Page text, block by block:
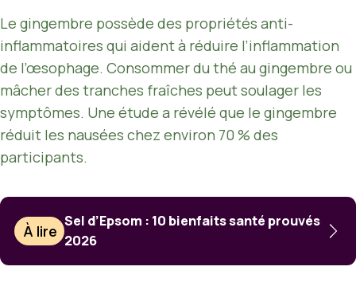
Le gingembre possède des propriétés anti-
inflammatoires qui aident à réduire l’inflammation
de l’œsophage. Consommer du thé au gingembre ou
mâcher des tranches fraîches peut soulager les
symptômes. Une étude a révélé que le gingembre
réduit les nausées chez environ 70 % des
participants.
À lire
Sel d’Epsom : 10 bienfaits santé prouvés
2026